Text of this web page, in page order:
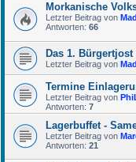
Morkanische
Letzter Beitrag von
Antworten: 66
Das 1.
Letzter Beitrag von
Termine
Letzter Beitrag von
Antworten: 7
Lagerbuffet -
Letzter Beitrag von
Antworten: 21